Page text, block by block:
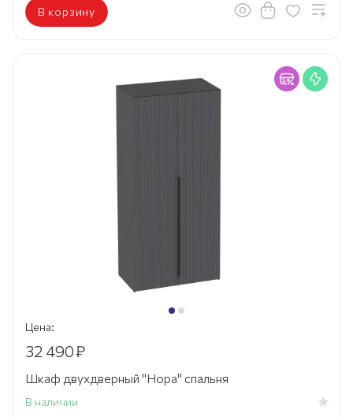
В корзину
Цена:
32 490₽
Шкаф двухдверный "Нора" спальня
В наличии